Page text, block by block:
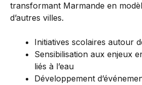
transformant Marmande en
d’autres villes.
Initiatives scolaires autour
Sensibilisation aux enjeux
liés à l’eau
Développement